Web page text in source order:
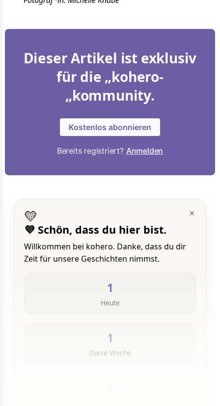
Dieser Artikel ist exklusiv
für die „kohero-
„kommunity.
Kostenlos abonnieren
Bereits registriert? Anmelden
×
💛
💜 Schön, dass du hier bist.
Willkommen bei kohero. Danke, dass du dir
Zeit für unsere Geschichten nimmst.
1
Heute
1
Diese Woche